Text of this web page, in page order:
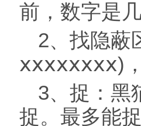
前，数字是
2、找隐蔽
ⅹⅹⅹⅹⅹⅹⅹⅹ)
3、捉：黑
捉。最多能